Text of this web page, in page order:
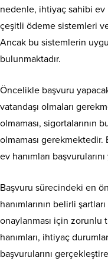
nedenle, ihtiyaç sahibi ev
çeşitli ödeme sistemleri
Ancak bu sistemlerin
bulunmaktadır.
Öncelikle başvuru
vatandaşı olmaları
olmaması, sigortalarının
olmaması
ev hanımları
Başvuru sürecindeki en
hanımlarının belirli
onaylanması için zorunlu
hanımları, ihtiyaç
başvurularını